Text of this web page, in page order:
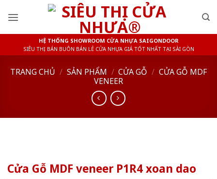
HỆ THỐNG SHOWROOM CỬA NHỰA SAIGONDOOR
SIÊU THỊ BÁN BUÔN BÁN LẺ CỬA NHỰA GIÁ TỐT NHẤT TẠI SÀI GÒN
TRANG CHỦ / SẢN PHẨM / CỬA GỖ / CỬA GỖ MDF
VENEER
Cửa Gỗ MDF veneer P1R4 xoan dao